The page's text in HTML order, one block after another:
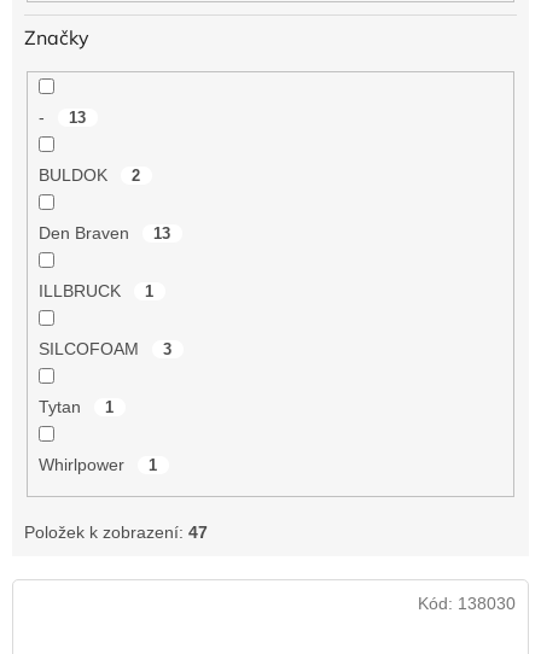
Značky
- 13
BULDOK 2
Den Braven 13
ILLBRUCK 1
SILCOFOAM 3
Tytan 1
Whirlpower 1
Položek k zobrazení: 47
V
Kód: 138030